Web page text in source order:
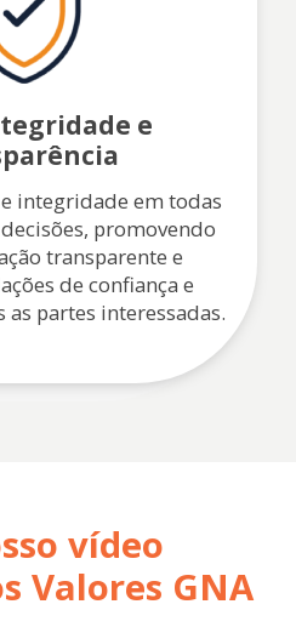
e
integridade em todas
promovendo
transparente e
de confiança e
partes interessadas.
vídeo
Valores GNA